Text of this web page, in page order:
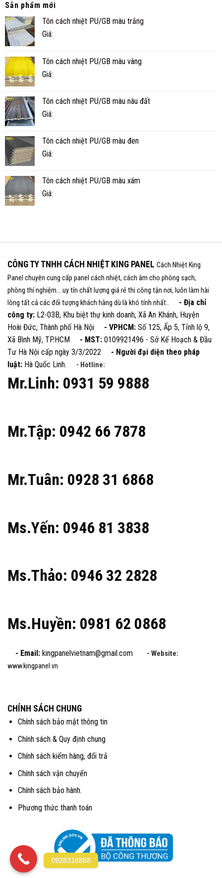
CÀ
KHÔNG?
BAO
Sản phẩm mới
Tôn cách nhiệt PU/GB màu trắng
Giá:
Tôn cách nhiệt PU/GB màu vàng
Giá:
Tôn cách nhiệt PU/GB màu nâu đất
Giá:
Tôn cách nhiệt PU/GB màu đen
Giá:
Tôn cách nhiệt PU/GB màu xám
Giá:
CÔNG TY TNHH CÁCH NHIỆT KING PANEL Cách Nhiệt King
Panel chuyên cung cấp panel cách nhiệt, cách âm cho phòng sạch,
phòng thí nghiệm... uy tín chất lượng giá rẻ thi công tận nơi, luôn làm hài
lòng tất cả các đối tượng khách hàng dù là khó tính nhất..
- Địa chỉ
công ty: L2-03B, Khu biệt thự kinh doanh, Xã An Khánh, Huyện
Hoài Đức, Thành phố Hà Nội - VPHCM: Số 125, Ấp 5, Tỉnh lộ 9,
Xã Bình Mỹ, TP.HCM - MST: 0109921496 - Sở Kế Hoạch & Đầu
Tư Hà Nội cấp ngày 3/3/2022 - Người đại diện theo pháp
luật: Hà Quốc Linh. - Hotline:
Mr.Linh: 0931 59 9888
Mr.Tập: 0942 66 7878
Mr.Tuân: 0928 31 6868
Ms.Yến: 0946 81 3838
Ms.Thảo: 0946 32 2828
Ms.Huyền: 0981 62 0868
- Email: kingpanelvietnam@gmail.com - Website:
www.kingpanel.vn
CHÍNH SÁCH CHUNG
Chính sách bảo mật thông tin
Chính sách & Quy định chung
Chính sách kiểm hàng, đổi trả
Chính sách vận chuyển
Chính sách bảo hành.
Phương thức thanh toán
0928316868